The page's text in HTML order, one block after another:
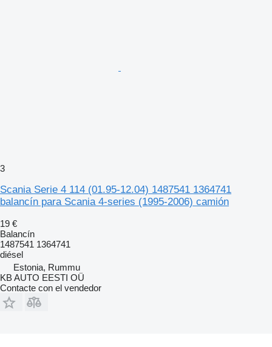
3
Scania Serie 4 114 (01.95-12.04) 1487541 1364741
balancín para Scania 4-series (1995-2006) camión
19 €
Balancín
1487541 1364741
diésel
Estonia, Rummu
KB AUTO EESTI OÜ
Contacte con el vendedor